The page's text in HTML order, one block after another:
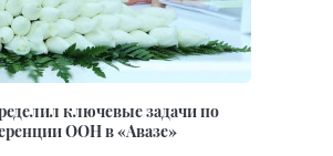
ключевые задачи по
ООН в «Авазе»